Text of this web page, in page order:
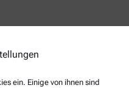
ein. Einige von ihnen sind